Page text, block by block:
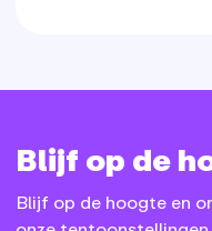
Blijf op de
Blijf op de hoogte en